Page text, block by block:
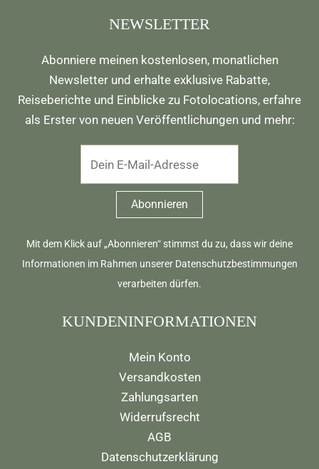
NEWSLETTER
Abonniere meinen kostenlosen, monatlichen
Newsletter und erhalte exklusive Rabatte,
Reiseberichte und Einblicke zu Fotolocations, erfahre
als Erster von neuen Veröffentlichungen und mehr:
Mit dem Klick auf „Abonnieren“ stimmst du zu, dass wir deine
Informationen im Rahmen unserer Datenschutzbestimmungen
verarbeiten dürfen.
KUNDENINFORMATIONEN
Mein Konto
Versandkosten
Zahlungsarten
Widerrufsrecht
AGB
Datenschutzerklärung